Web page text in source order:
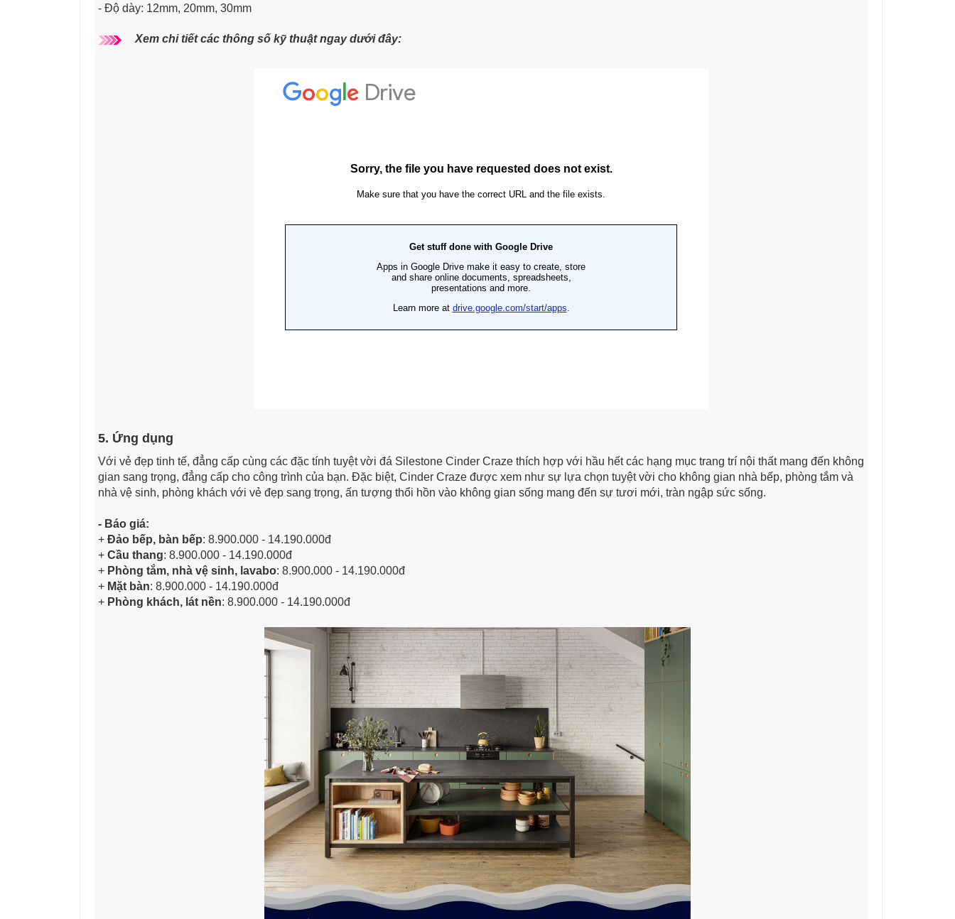
- Độ dày: 12mm, 20mm, 30mm
Xem chi tiết các thông số kỹ thuật ngay dưới đây:
5. Ứng dụng
Với vẻ đẹp tinh tế, đẳng cấp cùng các đặc tính tuyệt vời đá Silestone Cinder Craze thích hợp với hầu hết các hạng mục trang trí nội thất mang đến không
gian sang trọng, đẳng cấp cho công trình của bạn. Đặc biệt, Cinder Craze được xem như sự lựa chọn tuyệt vời cho không gian nhà bếp, phòng tắm và
nhà vệ sinh, phòng khách với vẻ đẹp sang trọng, ấn tượng thổi hồn vào không gian sống mang đến sự tươi mới, tràn ngập sức sống.
- Báo giá:
+ Đảo bếp, bàn bếp: 8.900.000 - 14.190.000đ
+ Cầu thang: 8.900.000 - 14.190.000đ
+ Phòng tắm, nhà vệ sinh, lavabo: 8.900.000 - 14.190.000đ
+ Mặt bàn: 8.900.000 - 14.190.000đ
+ Phòng khách, lát nền: 8.900.000 - 14.190.000đ